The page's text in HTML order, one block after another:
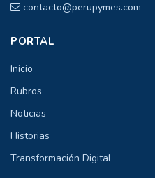
contacto@perupymes.com
PORTAL
Inicio
Rubros
Noticias
Historias
Transformación Digital